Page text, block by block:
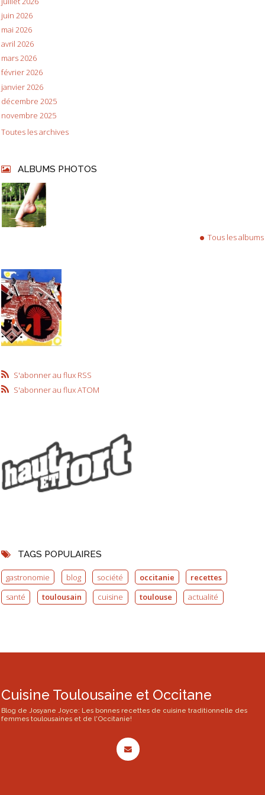
juin 2026
mai 2026
avril 2026
mars 2026
février 2026
janvier 2026
décembre 2025
novembre 2025
Toutes les archives
ALBUMS PHOTOS
Tous les albums
S'abonner au flux RSS
S'abonner au flux ATOM
TAGS POPULAIRES
gastronomie blog société occitanie
recettes
santé
toulousain cuisine toulouse actualité
Cuisine Toulousaine et Occitane
Blog de Josyane Joyce: Les bonnes recettes de cuisine traditionnelle des
femmes toulousaines et de l'Occitanie!